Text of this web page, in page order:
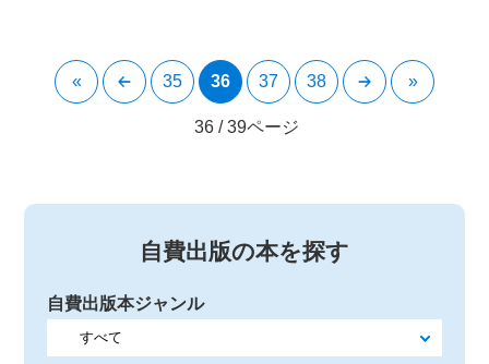
36 / 39ページ
« 35 36 37 38 »
自費出版の本を探す
自費出版本ジャンル